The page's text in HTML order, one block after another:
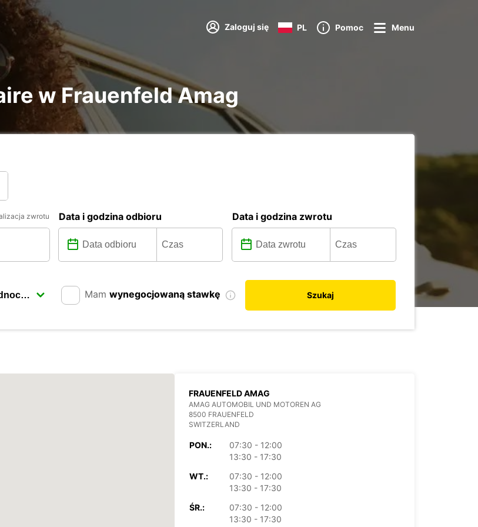
Zaloguj się PL Pomoc Menu
w Frauenfeld Amag
zwrotu Data i godzina odbioru Data i godzina zwrotu
Mam wynegocjowaną stawkę Szukaj
FRAUENFELD AMAG
AMAG AUTOMOBIL UND MOTOREN AG
8500 FRAUENFELD
SWITZERLAND
PON.:
07:30 - 12:00
13:30 - 17:30
WT.:
07:30 - 12:00
13:30 - 17:30
ŚR.:
07:30 - 12:00
13:30 - 17:30